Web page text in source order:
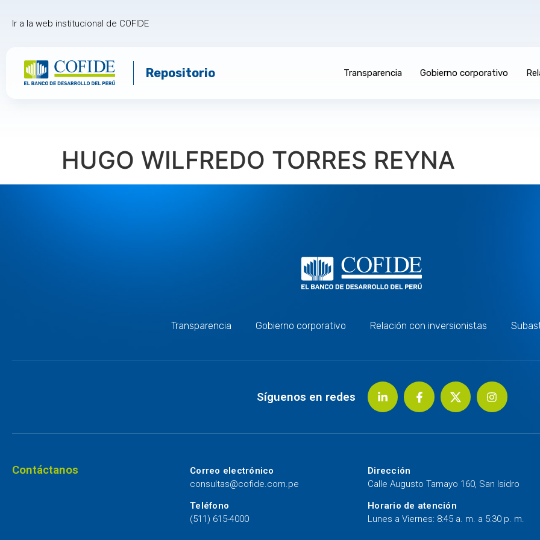
Ir a la web institucional de COFIDE
Repositorio Transparencia Gobierno corporativo
HUGO WILFREDO TORRES REYNA
Transparencia Gobierno corporativo Relación con inversionistas
Síguenos en redes
Contáctanos
Correo electrónico
consultas@cofide.com.pe
Teléfono
(511) 615-4000
Dirección
Calle Augusto Tamayo 160, San Isidro
Horario de atención
Lunes a Viernes: 8:45 a. m. a 5:30 p. m.